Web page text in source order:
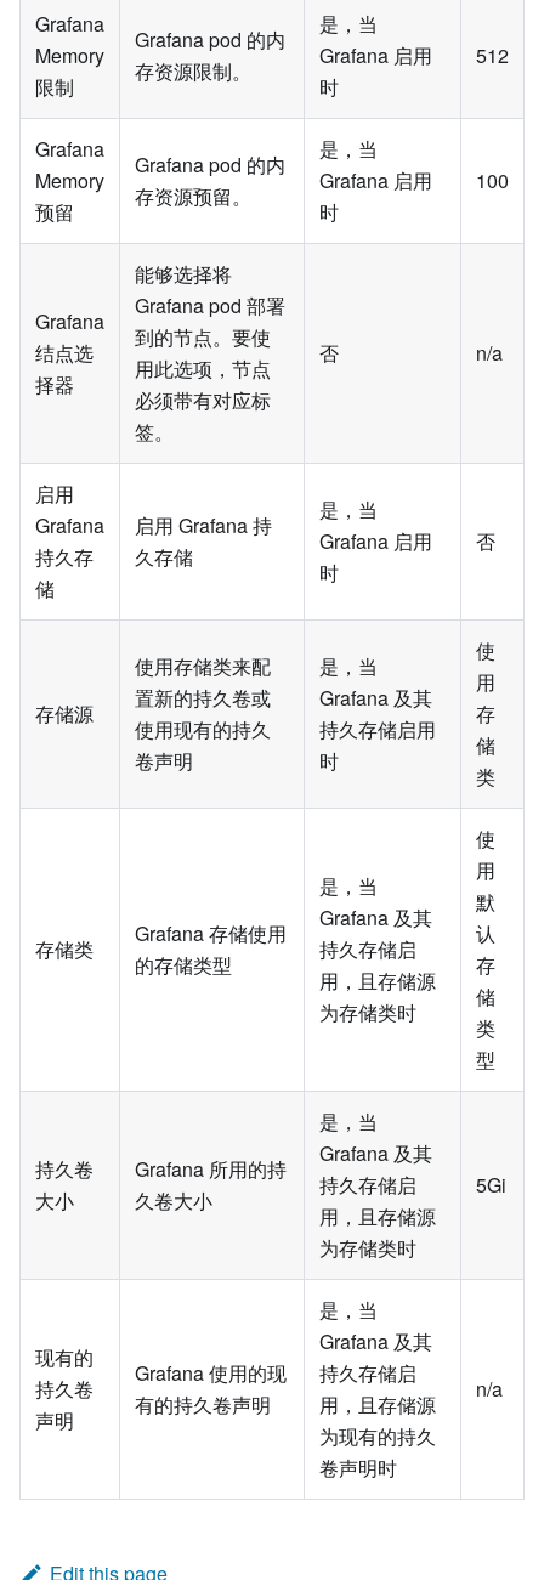
Grafana
Memory
限制
Grafana pod 的内
存资源限制。
是，当
Grafana 启用
时
512
Grafana
Memory
预留
Grafana pod 的内
存资源预留。
是，当
Grafana 启用
时
100
Grafana
结点选
择器
能够选择将
Grafana pod 部署
到的节点。要使
用此选项，节点
必须带有对应标
签。
否 n/a
启用
Grafana
持久存
储
启用 Grafana 持
久存储
是，当
Grafana 启用
时
否
存储源
使用存储类来配
置新的持久卷或
使用现有的持久
卷声明
是，当
Grafana 及其
持久存储启用
时
使
用
存
储
类
存储类
Grafana 存储使用
的存储类型
是，当
Grafana 及其
持久存储启
用，且存储源
为存储类时
使
用
默
认
存
储
类
型
持久卷
大小
Grafana 所用的持
久卷大小
是，当
Grafana 及其
持久存储启
用，且存储源
为存储类时
5Gi
现有的
持久卷
声明
Grafana 使用的现
有的持久卷声明
是，当
Grafana 及其
持久存储启
用，且存储源
为现有的持久
卷声明时
n/a
Edit this page